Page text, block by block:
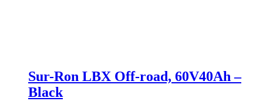
Sur-Ron LBX Off-road, 60V40Ah –
Black